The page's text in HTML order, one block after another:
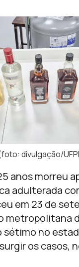
divulgação/
anos morreu
adulterada
em 23 de
metropolitana
no
os casos,